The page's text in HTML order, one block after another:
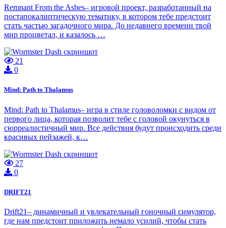
Remnant From the Ashes– игровой проект, разработанный на
постапокалиптическую тематику, в котором тебе предстоит
стать частью загадочного мира. До недавнего времени твой
мир процветал, и казалось …
21
0
Mind: Path to Thalamus
Mind: Path to Thalamus– игра в стиле головоломки с видом от
первого лица, которая позволит тебе с головой окунуться в
сюрреалистичный мир. Все действия будут происходить среди
красивых пейзажей, к…
27
0
DRIFT21
Drift21– динамичный и увлекательный гоночный симулятор,
где нам предстоит приложить немало усилий, чтобы стать